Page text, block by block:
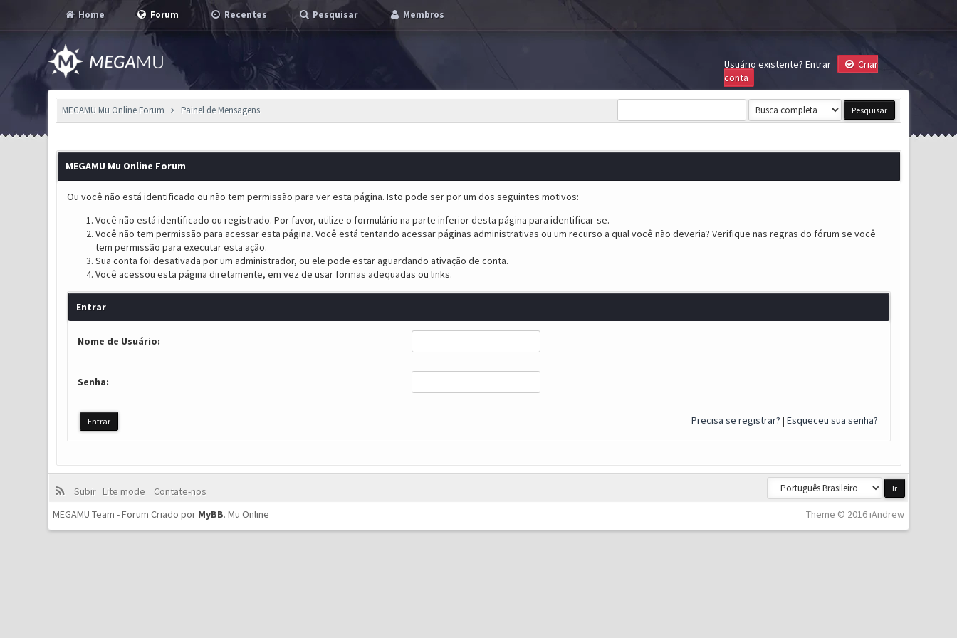
Home Forum Recentes Pesquisar Membros
Usuário existente? Entrar
Criar
conta
MEGAMU Mu Online Forum Painel de Mensagens
MEGAMU Mu Online Forum
Ou você não está identificado ou não tem permissão para ver esta página. Isto pode ser por um dos seguintes motivos:
Você não está identificado ou registrado. Por favor, utilize o formulário na parte inferior desta página para identificar-se.
Você não tem permissão para acessar esta página. Você está tentando acessar páginas administrativas ou um recurso a qual você não deveria? Verifique nas regras do fórum se você
tem permissão para executar esta ação.
Sua conta foi desativada por um administrador, ou ele pode estar aguardando ativação de conta.
Você acessou esta página diretamente, em vez de usar formas adequadas ou links.
Entrar
Nome de Usuário:
Senha:
Precisa se registrar? | Esqueceu sua senha?
Subir Lite mode
Contate-nos
Theme © 2016 iAndrew
MEGAMU Team - Forum Criado por MyBB.Mu Online